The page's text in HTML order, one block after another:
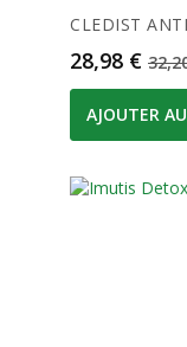
CLEDIST
Prix
28,98 €
AJOUTER